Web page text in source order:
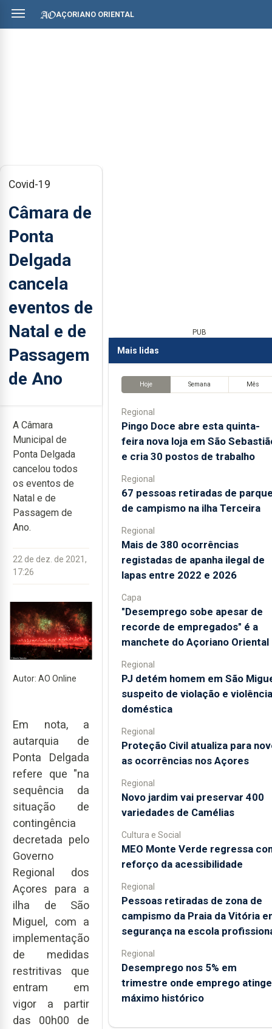
AÇORIANO ORIENTAL
Covid-19
Câmara de
Ponta
Delgada
cancela
eventos de
Natal e de
Passagem
de Ano
A Câmara
Municipal de
Ponta Delgada
cancelou todos
os eventos de
Natal e de
Passagem de
Ano.
22 de dez. de 2021,
17:26
Autor: AO Online
Em nota, a
autarquia de
Ponta Delgada
refere que "na
sequência da
situação de
contingência
decretada pelo
Governo
Regional dos
Açores para a
ilha de São
Miguel, com a
implementação
de medidas
restritivas que
entram em
vigor a partir
das 00h00 de
PUB
Mais lidas
Hoje Semana Mês
Regional
Pingo Doce abre esta quinta-
feira nova loja em São
e cria 30 postos de trabalho
Regional
67 pessoas retiradas de
de campismo na ilha Terceira
Regional
Mais de 380 ocorrências
registadas de apanha ilegal de
lapas entre 2022 e 2026
Capa
"Desemprego sobe apesar de
recorde de empregados" é a
manchete do Açoriano Oriental
Regional
PJ detém homem em São
suspeito de violação e violência
doméstica
Regional
Proteção Civil atualiza para
as ocorrências nos Açores
Regional
Novo jardim vai preservar 400
variedades de Camélias
Cultura e Social
MEO Monte Verde regressa
reforço da acessibilidade
Regional
Pessoas retiradas de zona de
campismo da Praia da Vitória
segurança na escola
Regional
Desemprego nos 5% em
trimestre onde emprego atinge
máximo histórico